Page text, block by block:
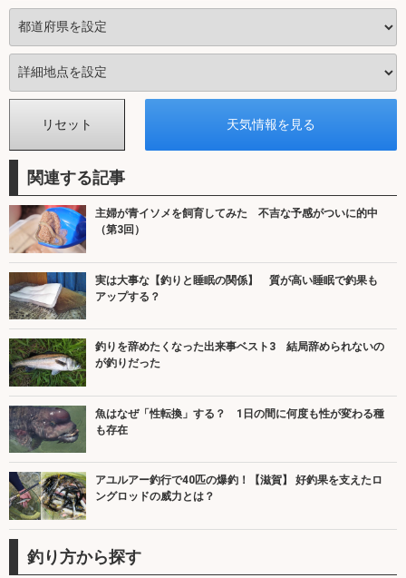
関連する記事
主婦が青イソメを飼育してみた 不吉な予感がついに的中
（第3回）
実は大事な【釣りと睡眠の関係】 質が高い睡眠で釣果も
アップする？
釣りを辞めたくなった出来事ベスト3 結局辞められないの
が釣りだった
魚はなぜ「性転換」する？ 1日の間に何度も性が変わる種
も存在
アユルアー釣行で40匹の爆釣！【滋賀】 好釣果を支えたロ
ングロッドの威力とは？
釣り方から探す